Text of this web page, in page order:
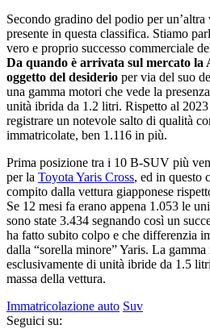
Secondo gradino del podio per un’altra
presente in questa classifica. Stiamo
vero e proprio successo commerciale
Da quando è arrivata sul mercato la
oggetto del desiderio per via del suo
una gamma motori che vede la
unità ibrida da 1.2 litri. Rispetto al
registrare un notevole salto di qualità
immatricolate, ben 1.116 in più.
Prima posizione tra i 10 B-SUV più
per la Toyota Yaris Cross, ed in questo
compito dalla vettura giapponese
Se 12 mesi fa erano appena 1.053 le
sono state 3.434 segnando così un
ha fatto subito colpo e che differenzia
dalla “sorella minore” Yaris. La
esclusivamente di unità ibride da 1.5
massa della vettura.
Immatricolazione auto Suv
Seguici su: